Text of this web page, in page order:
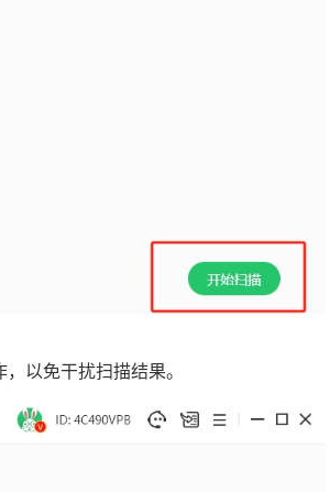
以免干扰扫描结果。